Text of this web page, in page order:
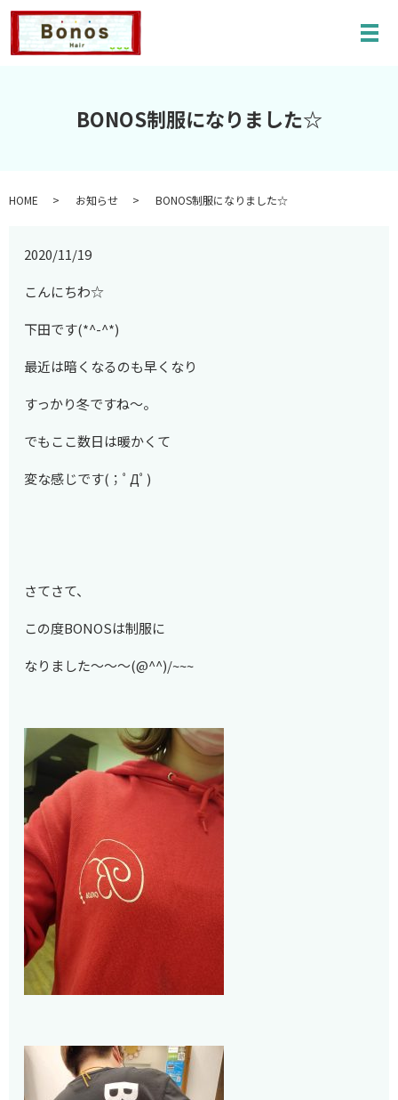
メ
BONOS制服になりました☆
HOME お知らせ BONOS制服になりました☆
2020/11/19
こんにちわ☆
下田です(*^-^*)
最近は暗くなるのも早くなり
すっかり冬ですね～。
でもここ数日は暖かくて
変な感じです(；ﾟДﾟ)
さてさて、
この度BONOSは制服に
なりました～～～(@^^)/~~~